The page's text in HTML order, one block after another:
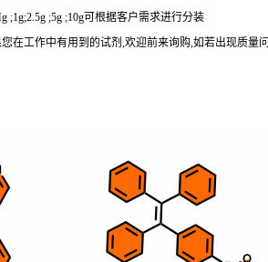
;1g;2.5g ;5g ;10g可根据客户需求进行分装
在工作中有用到的试剂,欢迎前来询购,如若出现质量